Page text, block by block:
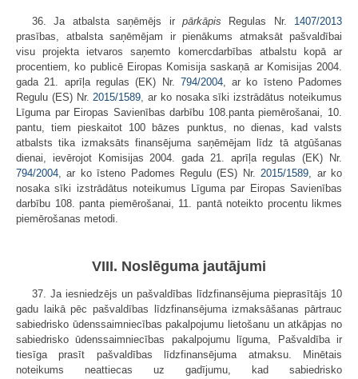
36. Ja atbalsta saņēmējs ir pārkāpis Regulas Nr. 1407/2013
prasības, atbalsta saņēmējam ir pienākums atmaksāt pašvaldībai
visu projekta ietvaros saņemto komercdarbības atbalstu kopā ar
procentiem, ko publicē Eiropas Komisija saskaņā ar Komisijas 2004.
gada 21. aprīļa regulas (EK) Nr. 794/2004, ar ko īsteno Padomes
Regulu (ES) Nr. 2015/1589 , ar ko nosaka sīki izstrādātus noteikumus
Līguma par Eiropas Savienības darbību 108.panta piemērošanai, 10.
pantu, tiem pieskaitot 100 bāzes punktus, no dienas, kad valsts
atbalsts tika izmaksāts finansējuma saņēmējam līdz tā atgūšanas
dienai, ievērojot Komisijas 2004. gada 21. aprīļa regulas (EK) Nr.
794/2004 , ar ko īsteno Padomes Regulu (ES) Nr. 2015/1589 , ar ko
nosaka sīki izstrādātus noteikumus Līguma par Eiropas Savienības
darbību 108. panta piemērošanai, 11. pantā noteikto procentu likmes
piemērošanas metodi.
VIII. Noslēguma jautājumi
37. Ja iesniedzējs un pašvaldības līdzfinansējuma pieprasītājs 10
gadu laikā pēc pašvaldības līdzfinansējuma izmaksāšanas pārtrauc
sabiedrisko ūdenssaimniecības pakalpojumu lietošanu un atkāpjas no
sabiedrisko ūdenssaimniecības pakalpojumu līguma, Pašvaldība ir
tiesīga prasīt pašvaldības līdzfinansējuma atmaksu. Minētais
noteikums neattiecas uz gadījumu, kad sabiedrisko